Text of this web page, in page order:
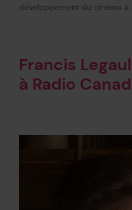
développement du cinéma à
Francis
à Radio